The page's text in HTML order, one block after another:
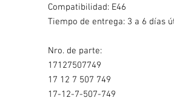
Compatibilidad: E46
Tiempo de entrega: 3 a 6 días
Nro. de parte:
17127507749
17 12 7 507 749
17-12-7-507-749